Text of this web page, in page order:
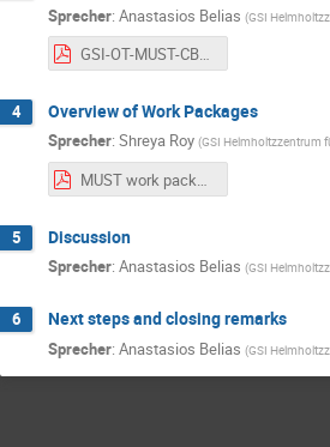
Sprecher: Anastasios Belias (GSI
GSI-OT-MUST-CBM-V2.pdf
4 Overview of Work Packages
Sprecher: Shreya Roy (GSI Helmholtzzentrum
MUST work packages.pdf
5 Discussion
Sprecher: Anastasios Belias (GSI
6 Next steps and closing remarks
Sprecher: Anastasios Belias (GSI